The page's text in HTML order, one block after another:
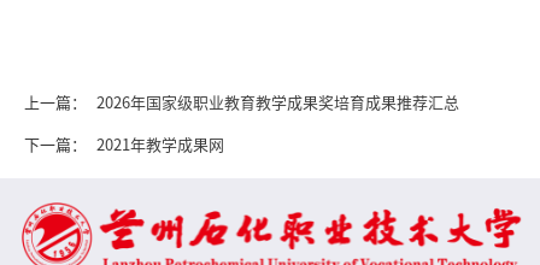
上一篇： 2026年国家级职业教育教学成果奖培育成果推荐汇总
下一篇： 2021年教学成果网